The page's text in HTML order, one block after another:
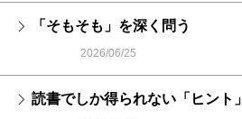
「そもそも」を深く問う
2026/06/25
読書でしか得られない「ヒント」